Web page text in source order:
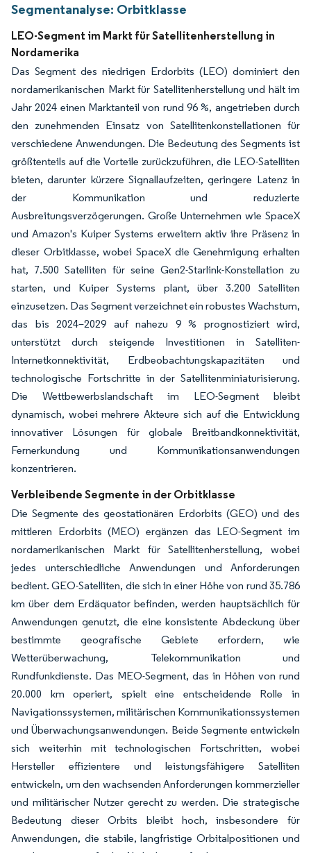
Segmentanalyse: Orbitklasse
LEO-Segment im Markt für Satellitenherstellung in
Nordamerika
Das Segment des niedrigen Erdorbits (LEO) dominiert den
nordamerikanischen Markt für Satellitenherstellung und hält im
Jahr 2024 einen Marktanteil von rund 96 %, angetrieben durch
den zunehmenden Einsatz von Satellitenkonstellationen für
verschiedene Anwendungen. Die Bedeutung des Segments ist
größtenteils auf die Vorteile zurückzuführen, die LEO-Satelliten
bieten, darunter kürzere Signallaufzeiten, geringere Latenz in
der Kommunikation und reduzierte
Ausbreitungsverzögerungen. Große Unternehmen wie SpaceX
und Amazon's Kuiper Systems erweitern aktiv ihre Präsenz in
dieser Orbitklasse, wobei SpaceX die Genehmigung erhalten
hat, 7.500 Satelliten für seine Gen2-Starlink-Konstellation zu
starten, und Kuiper Systems plant, über 3.200 Satelliten
einzusetzen. Das Segment verzeichnet ein robustes Wachstum,
das bis 2024–2029 auf nahezu 9 % prognostiziert wird,
unterstützt durch steigende Investitionen in Satelliten-
Internetkonnektivität, Erdbeobachtungskapazitäten und
technologische Fortschritte in der Satellitenminiaturisierung.
Die Wettbewerbslandschaft im LEO-Segment bleibt
dynamisch, wobei mehrere Akteure sich auf die Entwicklung
innovativer Lösungen für globale Breitbandkonnektivität,
Fernerkundung und Kommunikationsanwendungen
konzentrieren.
Verbleibende Segmente in der Orbitklasse
Die Segmente des geostationären Erdorbits (GEO) und des
mittleren Erdorbits (MEO) ergänzen das LEO-Segment im
nordamerikanischen Markt für Satellitenherstellung, wobei
jedes unterschiedliche Anwendungen und Anforderungen
bedient. GEO-Satelliten, die sich in einer Höhe von rund 35.786
km über dem Erdäquator befinden, werden hauptsächlich für
Anwendungen genutzt, die eine konsistente Abdeckung über
bestimmte geografische Gebiete erfordern, wie
Wetterüberwachung, Telekommunikation und
Rundfunkdienste. Das MEO-Segment, das in Höhen von rund
20.000 km operiert, spielt eine entscheidende Rolle in
Navigationssystemen, militärischen Kommunikationssystemen
und Überwachungsanwendungen. Beide Segmente entwickeln
sich weiterhin mit technologischen Fortschritten, wobei
Hersteller effizientere und leistungsfähigere Satelliten
entwickeln, um den wachsenden Anforderungen kommerzieller
und militärischer Nutzer gerecht zu werden. Die strategische
Bedeutung dieser Orbits bleibt hoch, insbesondere für
Anwendungen, die stabile, langfristige Orbitalpositionen und